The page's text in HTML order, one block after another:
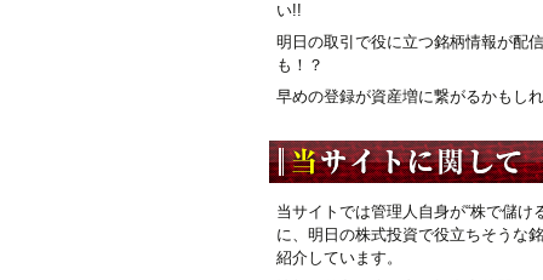
い!!
明日の取引で役に立つ銘柄情報が配
も！？
早めの登録が資産増に繋がるかもし
当サイトでは管理人自身が“株で儲け
に、明日の株式投資で役立ちそうな
紹介しています。